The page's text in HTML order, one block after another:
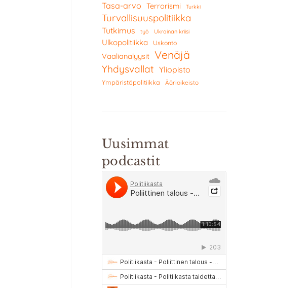
Tasa-arvo Terrorismi Turkki
Turvallisuuspolitiikka
Tutkimus työ Ukrainan kriisi
Ulkopolitiikka Uskonto
Vaalianalyysit Venäjä
Yhdysvallat Yliopisto
Ympäristöpolitiikka Äärioikeisto
Uusimmat
podcastit